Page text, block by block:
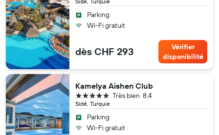
Parking
Wi-Fi gratuit
dès CHF 293
Vérifier
disponibilité
Kamelya Aishen Club
Sidé, Turquie
8.4
Très bien
5 étoiles
Parking
Wi-Fi gratuit